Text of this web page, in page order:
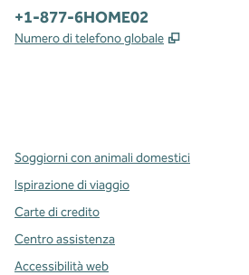
Telefono:
+1-877-6HOME02
Numero di telefono globale ,
Soggiorni con animali domestici
Ispirazione di viaggio
Carte di credito
Centro assistenza
Accessibilità web